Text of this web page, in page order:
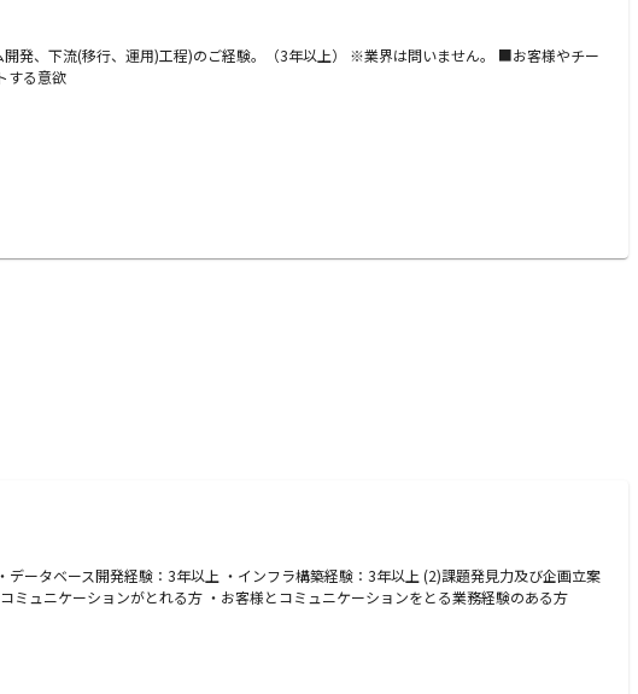
発、下流(移行、運用)工程)のご経験。（3年以上） ※業界は問いません。 ■お客様やチー
する意欲
ータベース開発経験：3年以上 ・インフラ構築経験：3年以上 (2)課題発見力及び企画立案
ュニケーションがとれる方 ・お客様とコミュニケーションをとる業務経験のある方